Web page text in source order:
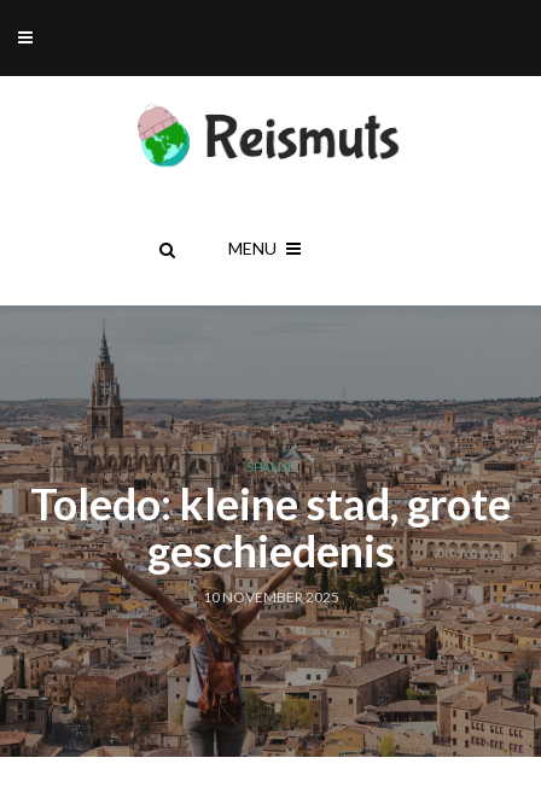
MENU
SPANJE
Toledo: kleine stad, grote
geschiedenis
10 NOVEMBER 2025